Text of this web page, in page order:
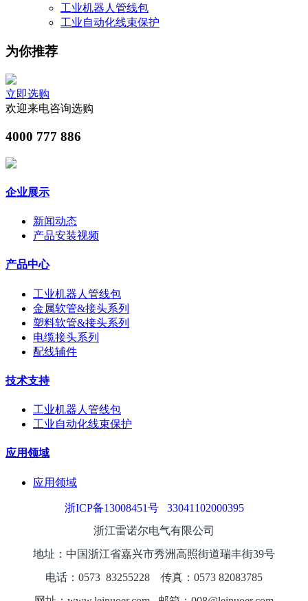
工业机器人管线包
工业自动化线束保护
为你推荐
立即选购
欢迎来电咨询选购
4000 777 886
企业展示
新闻动态
产品安装视频
产品中心
工业机器人管线包
金属软管&接头系列
塑料软管&接头系列
电缆接头系列
配线辅件
技术支持
工业机器人管线包
工业自动化线束保护
应用领域
应用领域
浙ICP备13008451号
33041102000395
浙江雷诺尔电气有限公司
地址：中国浙江省嘉兴市秀洲高照街道瑞丰街39号
电话：0573 83255228
传真：0573 82083785